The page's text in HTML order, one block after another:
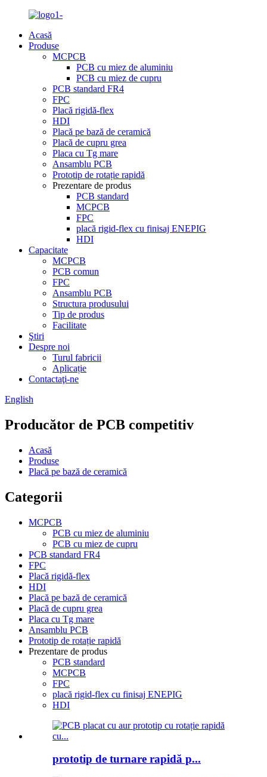
Acasă
Produse
MCPCB
PCB cu miez de aluminiu
PCB cu miez de cupru
PCB standard FR4
FPC
Placă rigidă-flex
HDI
Placă pe bază de ceramică
Placă de cupru grea
Placa cu Tg mare
Ansamblu PCB
Prototip de rotație rapidă
Prezentare de produs
PCB standard
MCPCB
FPC
placă rigid-flex cu finisaj ENEPIG
HDI
Capacitate
MCPCB
PCB comun
FPC
Ansamblu PCB
Structura produsului
Tip de produs
Facilitate
Ştiri
Despre noi
Turul fabricii
Aplicație
Contactaţi-ne
English
Producător de PCB competitiv
Acasă
Produse
Placă pe bază de ceramică
Categorii
MCPCB
PCB cu miez de aluminiu
PCB cu miez de cupru
PCB standard FR4
FPC
Placă rigidă-flex
HDI
Placă pe bază de ceramică
Placă de cupru grea
Placa cu Tg mare
Ansamblu PCB
Prototip de rotație rapidă
Prezentare de produs
PCB standard
MCPCB
FPC
placă rigid-flex cu finisaj ENEPIG
HDI
prototip de turnare rapidă p...